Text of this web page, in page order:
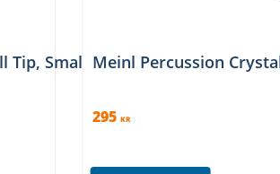
Tip, Small Meinl Percussion
295 KR